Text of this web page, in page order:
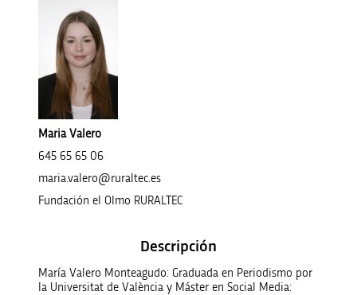
Maria Valero
645 65 65 06
maria.valero@ruraltec.es
Fundación el Olmo RURALTEC
Descripción
María Valero Monteagudo: Graduada en Periodismo por
la Universitat de València y Máster en Social Media: